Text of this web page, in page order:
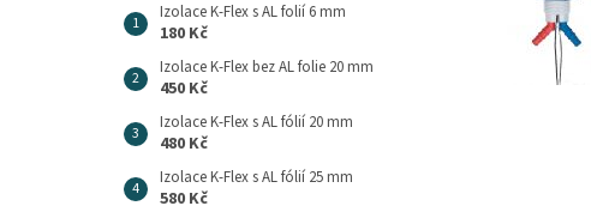
Izolace K-Flex s AL folií 6 mm
180 Kč
Izolace K-Flex bez AL folie 20 mm
450 Kč
Izolace K-Flex s AL fólií 20 mm
480 Kč
Izolace K-Flex s AL fólií 25 mm
580 Kč